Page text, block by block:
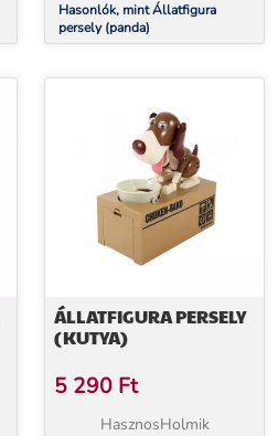
Hasonlók, mint Állatfigura
persely (panda)
ÁLLATFIGURA PERSELY
(KUTYA)
5 290 Ft
HasznosHolmik